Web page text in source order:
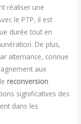
réaliser une
le PTP, il est
durée tout en
De plus,
alternance, connue
aux
reconversion
significatives des
dans les